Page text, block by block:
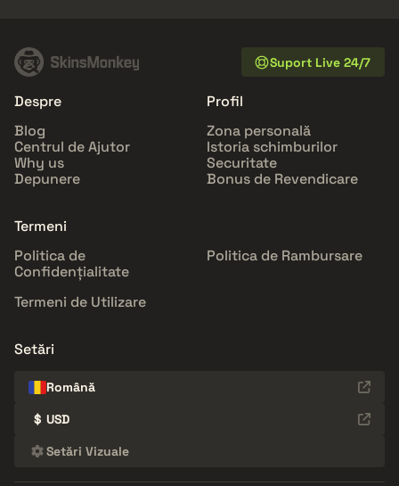
Suport Live 24/7
Despre
Blog
Centrul de Ajutor
Why us
Depunere
Profil
Zona personală
Istoria schimburilor
Securitate
Bonus de Revendicare
Termeni
Politica de
Confidențialitate
Politica de Rambursare
Termeni de Utilizare
Setări
Română
$ USD
Setări Vizuale